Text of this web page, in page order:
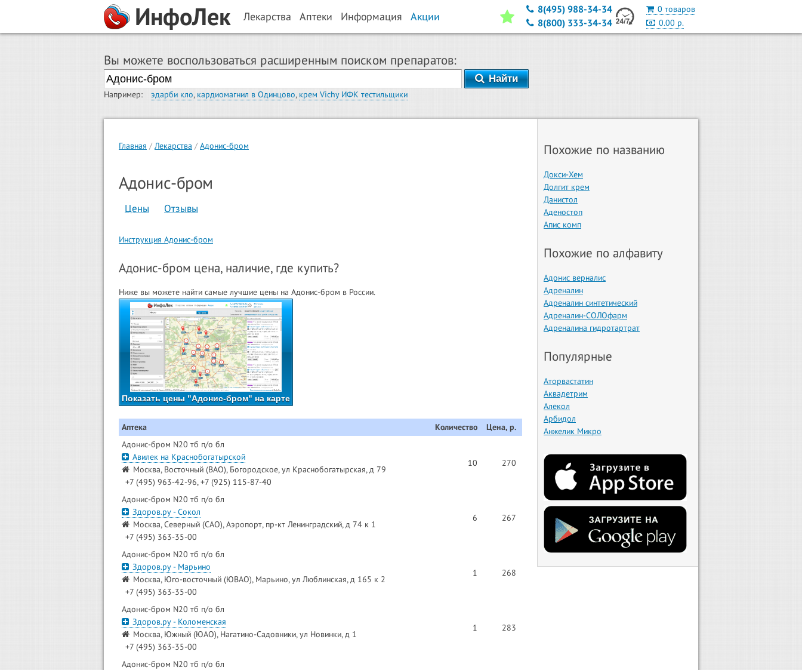
ИнфоЛек Лекарства Аптеки Информация Акции
0 товаров
0.00 р.
8(495) 988-34-34
8(800) 333-34-34
Вы можете воспользоваться расширенным поиском препаратов:
Найти
Например: эдарби кло, кардиомагнил в Одинцово, крем Vichy ИФК тестильщики
Главная Лекарства Адонис-бром
Адонис-бром
Цены Отзывы
Инструкция Адонис-бром
Адонис-бром цена, наличие, где купить?
Ниже вы можете найти самые лучшие цены на Адонис-бром в России.
Показать цены "Адонис-бром" на карте
Аптека Количество
Цена, р.
Адонис-бром N20 тб п/о бл
Авилек на Краснобогатырской
Москва, Восточный (ВАО), Богородское, ул Краснобогатырская, д 79
+7 (495) 963-42-96, +7 (925) 115-87-40
10 270
Адонис-бром N20 тб п/о бл
Здоров.ру - Сокол
Москва, Северный (САО), Аэропорт, пр-кт Ленинградский, д 74 к 1
+7 (495) 363-35-00
6 267
Адонис-бром N20 тб п/о бл
Здоров.ру - Марьино
Москва, Юго-восточный (ЮВАО), Марьино, ул Люблинская, д 165 к 2
+7 (495) 363-35-00
1 268
Адонис-бром N20 тб п/о бл
Здоров.ру - Коломенская
Москва, Южный (ЮАО), Нагатино-Садовники, ул Новинки, д 1
+7 (495) 363-35-00
1 283
Адонис-бром N20 тб п/о бл
Похожие по названию
Докси-Хем
Долгит крем
Данистол
Аденостоп
Апис комп
Похожие по алфавиту
Адонис верналис
Адреналин
Адреналин синтетический
Адреналин-СОЛОфарм
Адреналина гидротартрат
Популярные
Аторвастатин
Аквадетрим
Алекол
Арбидол
Анжелик Микро